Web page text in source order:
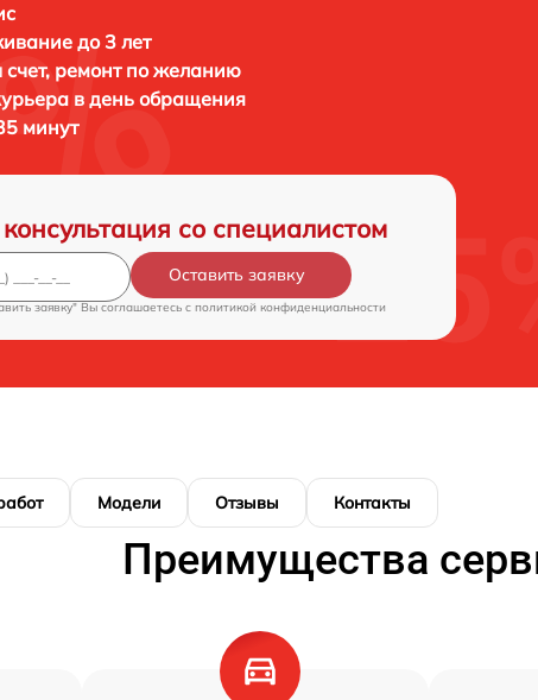
до 3 лет
ремонт по желанию
в день обращения
минут
со специалистом
Оставить заявку
заявку" Вы соглашаетесь c политикой конфиденциальности
Модели Отзывы Контакты
Преимущества